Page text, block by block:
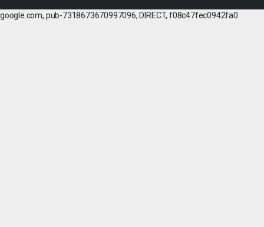
google.com, pub-7318673670997096, DIRECT, f08c47fec0942fa0